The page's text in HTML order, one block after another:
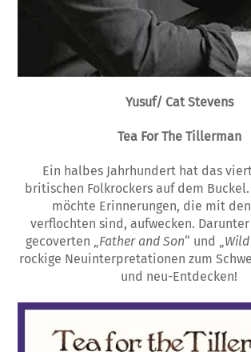
Yusuf/ Cat Stevens
Tea For The Tillerman
Ein halbes Jahrhundert hat das
britischen Folkrockers auf dem Buckel.
möchte Erinnerungen, die mit
verflochten sind, aufwecken.
gecoverten „ Father and Son“ und „
rockige Neuinterpretationen zum
und neu-Entdecken!